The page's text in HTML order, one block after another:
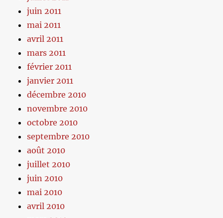
juin 2011
mai 2011
avril 2011
mars 2011
février 2011
janvier 2011
décembre 2010
novembre 2010
octobre 2010
septembre 2010
août 2010
juillet 2010
juin 2010
mai 2010
avril 2010